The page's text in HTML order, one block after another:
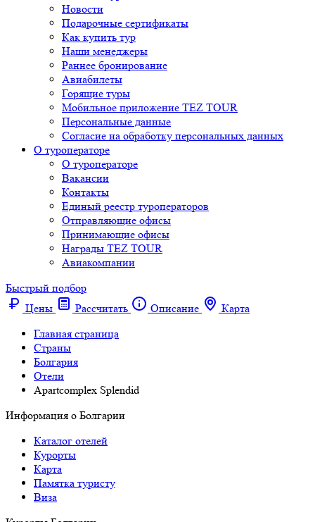
Новости
Подарочные сертификаты
Как купить тур
Наши менеджеры
Раннее бронирование
Авиабилеты
Горящие туры
Мобильное приложение TEZ TOUR
Персональные данные
Согласие на обработку персональных данных
О туроператоре
О туроператоре
Вакансии
Контакты
Единый реестр туроператоров
Отправляющие офисы
Принимающие офисы
Награды TEZ TOUR
Авиакомпании
Быстрый подбор
Цены
Рассчитать Описание
Карта
Главная страница
Cтраны
Болгария
Отели
Apartcomplex Splendid
Информация о Болгарии
Каталог отелей
Курорты
Карта
Памятка туристу
Виза